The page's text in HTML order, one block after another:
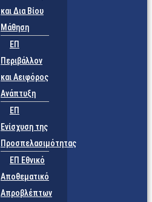
και Δια Βίου
Μάθηση
ΕΠ
Περιβάλλον
και Αειφόρος
Ανάπτυξη
ΕΠ
Ενίσχυση της
Προσπελασιμότητας
ΕΠ Εθνικό
Αποθεματικό
Απροβλέπτων